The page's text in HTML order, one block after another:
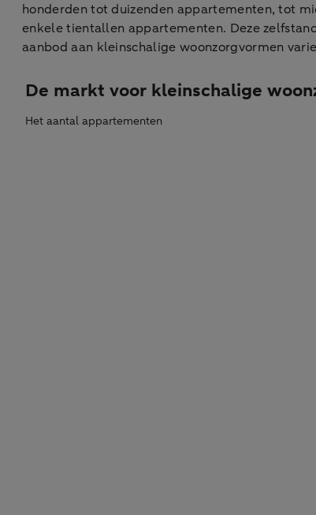
honderden tot duizenden appartementen, tot
enkele tientallen appartementen. Deze
aanbod aan kleinschalige woonzorgvormen